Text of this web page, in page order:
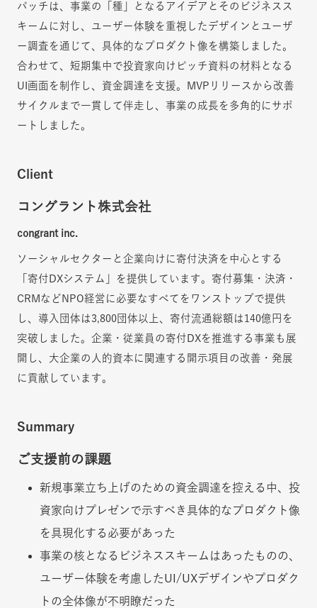
パッチは、事業の「種」となるアイデアとそのビジネスス
キームに対し、ユーザー体験を重視したデザインとユーザ
ー調査を通じて、具体的なプロダクト像を構築しました。
合わせて、短期集中で投資家向けピッチ資料の材料となる
UI画面を制作し、資金調達を支援。MVPリリースから改善
サイクルまで一貫して伴走し、事業の成長を多角的にサポ
ートしました。
Client
コングラント株式会社
congrant inc.
ソーシャルセクターと企業向けに寄付決済を中心とする
「寄付DXシステム」を提供しています。寄付募集・決済・
CRMなどNPO経営に必要なすべてをワンストップで提供
し、導入団体は3,800団体以上、寄付流通総額は140億円を
突破しました。企業・従業員の寄付DXを推進する事業も展
開し、大企業の人的資本に関連する開示項目の改善・発展
に貢献しています。
Summary
ご支援前の課題
新規事業立ち上げのための資金調達を控える中、投
資家向けプレゼンで示すべき具体的なプロダクト像
を具現化する必要があった
事業の核となるビジネススキームはあったものの、
ユーザー体験を考慮したUI/UXデザインやプロダク
トの全体像が不明瞭だった